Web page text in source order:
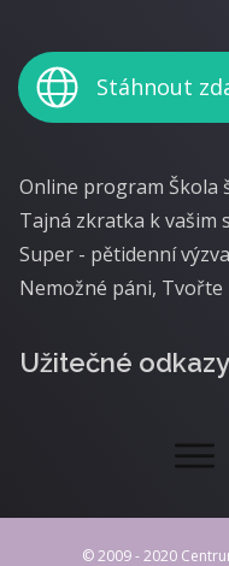
Stáhnout
Online program Škola
Tajná zkratka k vašim
Super - pětidenní
Nemožné páni, Tvořte
Užitečné odkazy
© 2009 - 2020